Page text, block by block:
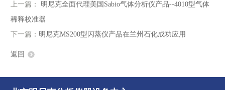
上一篇： 明尼克全面代理美国Sabio气体分析仪产品--4010型气体
稀释校准器
下一篇： 明尼克MS200型闪蒸仪产品在兰州石化成功应用
返回